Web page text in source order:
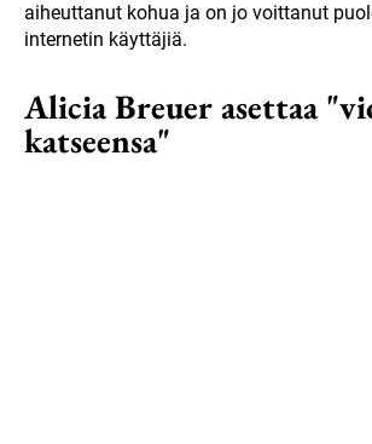
aiheuttanut kohua ja on jo voittanut
internetin käyttäjiä.
Alicia Breuer asettaa
katseensa"